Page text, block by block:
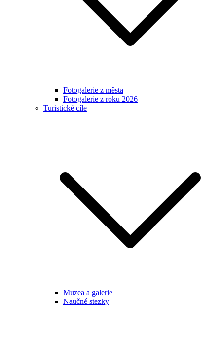
Fotogalerie z města
Fotogalerie z roku 2026
Turistické cíle
Muzea a galerie
Naučné stezky